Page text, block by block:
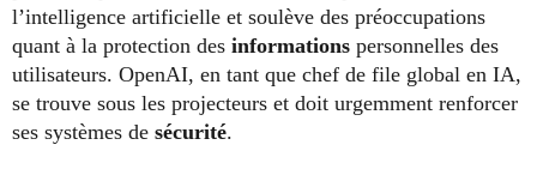
l’intelligence artificielle et soulève des préoccupations
quant à la protection des informations personnelles des
utilisateurs. OpenAI, en tant que chef de file global en IA,
se trouve sous les projecteurs et doit urgemment renforcer
ses systèmes de sécurité.